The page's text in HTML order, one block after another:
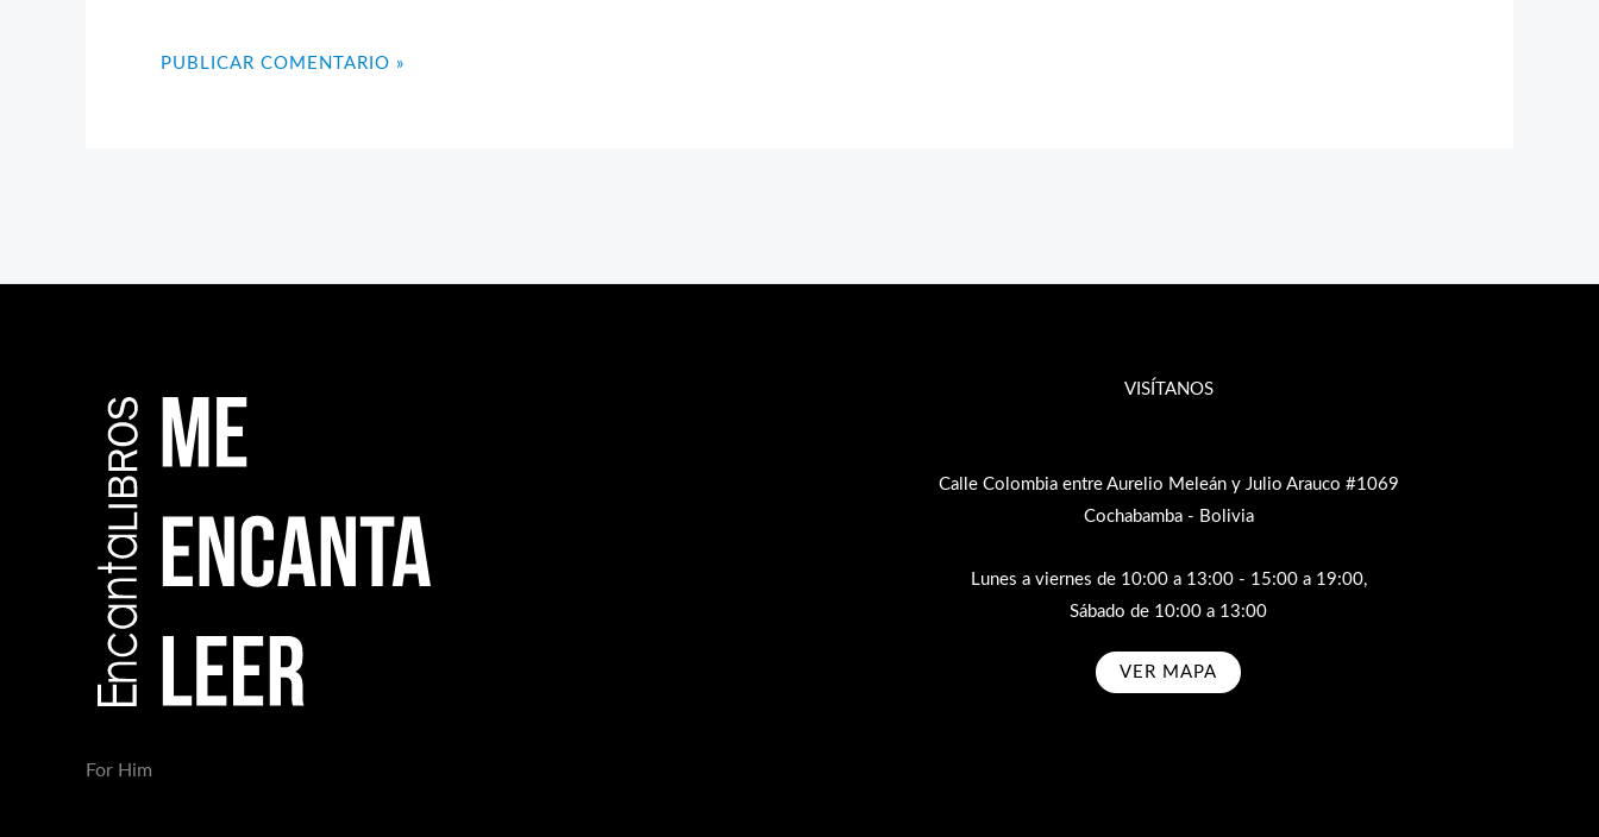
For Him
VISÍTANOS
Calle Colombia entre Aurelio Meleán y Julio Arauco #1069
Cochabamba - Bolivia
Lunes a viernes de 10:00 a 13:00 - 15:00 a 19:00,
Sábado de 10:00 a 13:00
VER MAPA